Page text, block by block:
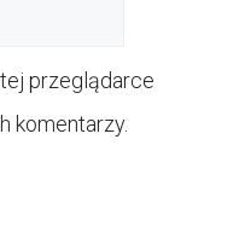
przeglądarce
komentarzy.